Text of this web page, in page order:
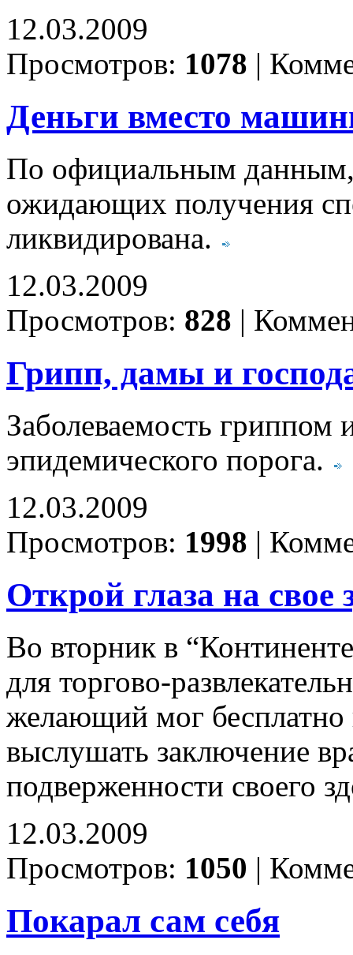
12.03.2009
Просмотров: 1078 |
Деньги вместо
По официальным данным,
ожидающих получения
ликвидирована.
12.03.2009
Просмотров: 828 |
Грипп, дамы и
Заболеваемость
эпидемического порога.
12.03.2009
Просмотров: 1998 |
Открой глаза на свое
Во вторник в
для торгово-
желающий мог бесплатно
выслушать заключение
подверженности своего
12.03.2009
Просмотров: 1050 |
Покарал сам себя